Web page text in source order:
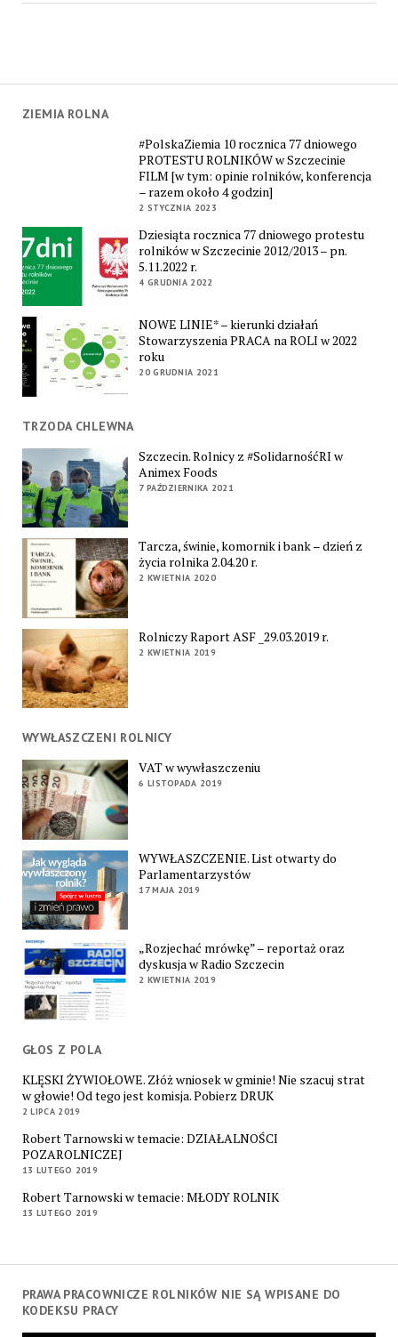
ZIEMIA ROLNA
#PolskaZiemia 10 rocznica 77 dniowego
PROTESTU ROLNIKÓW w Szczecinie
FILM [w tym: opinie rolników, konferencja
– razem około 4 godzin]
2 STYCZNIA 2023
Dziesiąta rocznica 77 dniowego protestu
rolników w Szczecinie 2012/2013 – pn.
5.11.2022 r.
4 GRUDNIA 2022
NOWE LINIE* – kierunki działań
Stowarzyszenia PRACA na ROLI w 2022
roku
20 GRUDNIA 2021
TRZODA CHLEWNA
Szczecin. Rolnicy z #SolidarnośćRI w
Animex Foods
7 PAŹDZIERNIKA 2021
Tarcza, świnie, komornik i bank – dzień z
życia rolnika 2.04.20 r.
2 KWIETNIA 2020
Rolniczy Raport ASF _29.03.2019 r.
2 KWIETNIA 2019
WYWŁASZCZENI ROLNICY
VAT w wywłaszczeniu
6 LISTOPADA 2019
WYWŁASZCZENIE. List otwarty do
Parlamentarzystów
17 MAJA 2019
„Rozjechać mrówkę” – reportaż oraz
dyskusja w Radio Szczecin
2 KWIETNIA 2019
GŁOS Z POLA
KLĘSKI ŻYWIOŁOWE. Złóż wniosek w gminie! Nie szacuj strat
w głowie! Od tego jest komisja. Pobierz DRUK
2 LIPCA 2019
Robert Tarnowski w temacie: DZIAŁALNOŚCI
POZAROLNICZEJ
13 LUTEGO 2019
Robert Tarnowski w temacie: MŁODY ROLNIK
13 LUTEGO 2019
PRAWA PRACOWNICZE ROLNIKÓW NIE SĄ WPISANE DO
KODEKSU PRACY